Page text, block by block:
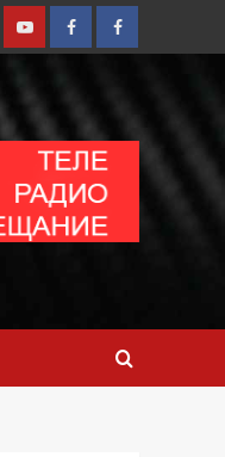
YoutubeFB1 FB2